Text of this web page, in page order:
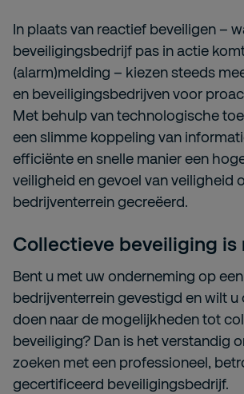
In plaats van reactief beveiligen –
beveiligingsbedrijf pas in actie
(alarm)melding – kiezen steeds
en beveiligingsbedrijven voor
Met behulp van technologische
een slimme koppeling van
efficiënte en snelle manier een
veiligheid en gevoel van veiligheid
bedrijventerrein gecreëerd.
Collectieve beveiliging is
Bent u met uw onderneming op een
bedrijventerrein gevestigd en wilt u
doen naar de mogelijkheden tot
beveiliging? Dan is het verstandig
zoeken met een professioneel,
gecertificeerd beveiligingsbedrijf.